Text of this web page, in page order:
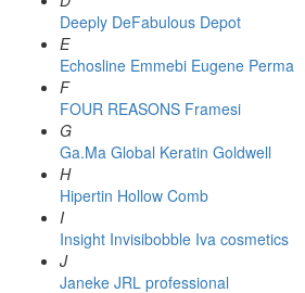
Deeply DeFabulous Depot
E
Echosline Emmebi Eugene Perma
F
FOUR REASONS Framesi
G
Ga.Ma Global Keratin Goldwell
H
Hipertin Hollow Comb
I
Insight Invisibobble Iva cosmetics
J
Janeke JRL professional